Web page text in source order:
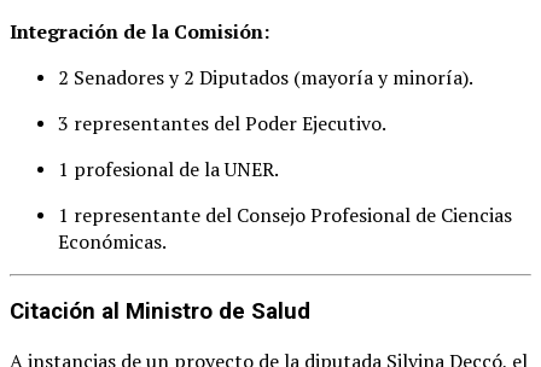
Integración de la Comisión:
2 Senadores y 2 Diputados (mayoría y minoría).
3 representantes del Poder Ejecutivo.
1 profesional de la UNER.
1 representante del Consejo Profesional de Ciencias
Económicas.
Citación al Ministro de Salud
A instancias de un proyecto de la diputada Silvina Deccó, el